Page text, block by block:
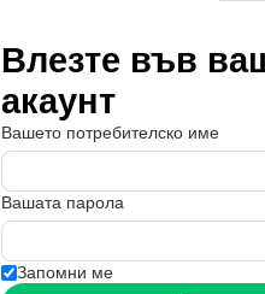
Влезте във
акаунт
Вашето потребителско име
Вашата парола
Запомни ме